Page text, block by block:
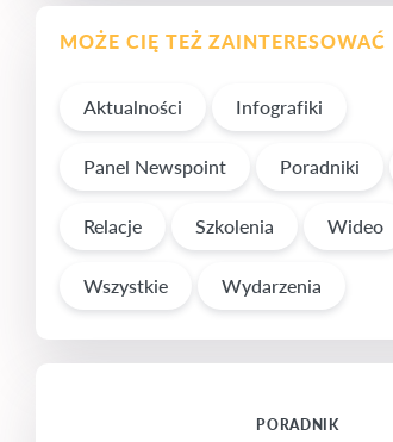
MOŻE CIĘ TEŻ ZAINTERESOWAĆ
Aktualności Infografiki
Panel Newspoint Poradniki
Relacje Szkolenia Wideo
Wszystkie Wydarzenia
PORADNIK